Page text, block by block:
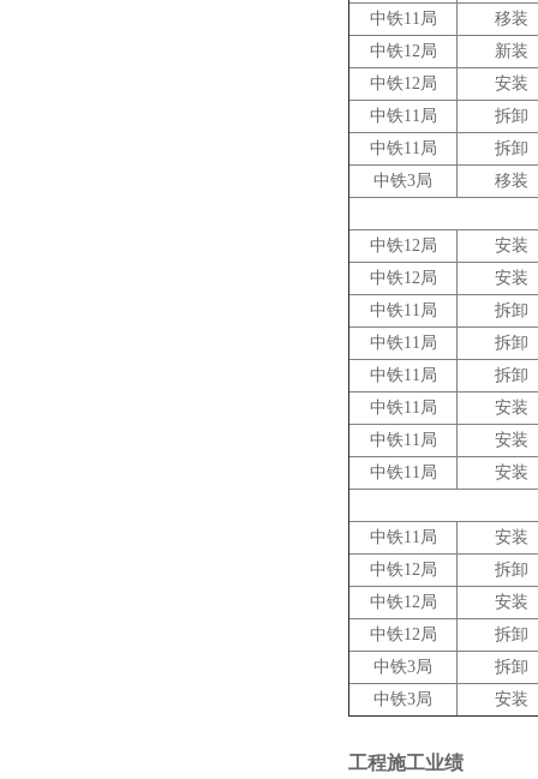
中铁11局
移装
中铁12局
新装
中铁12局
安装
中铁11局
拆卸
中铁11局
拆卸
中铁3局
移装
中铁12局
安装
中铁12局
安装
中铁11局
拆卸
中铁11局
拆卸
中铁11局
拆卸
中铁11局
安装
中铁11局
安装
中铁11局
安装
中铁11局
安装
中铁12局
拆卸
中铁12局
安装
中铁12局
拆卸
中铁3局
拆卸
中铁3局
安装
工程施工业绩